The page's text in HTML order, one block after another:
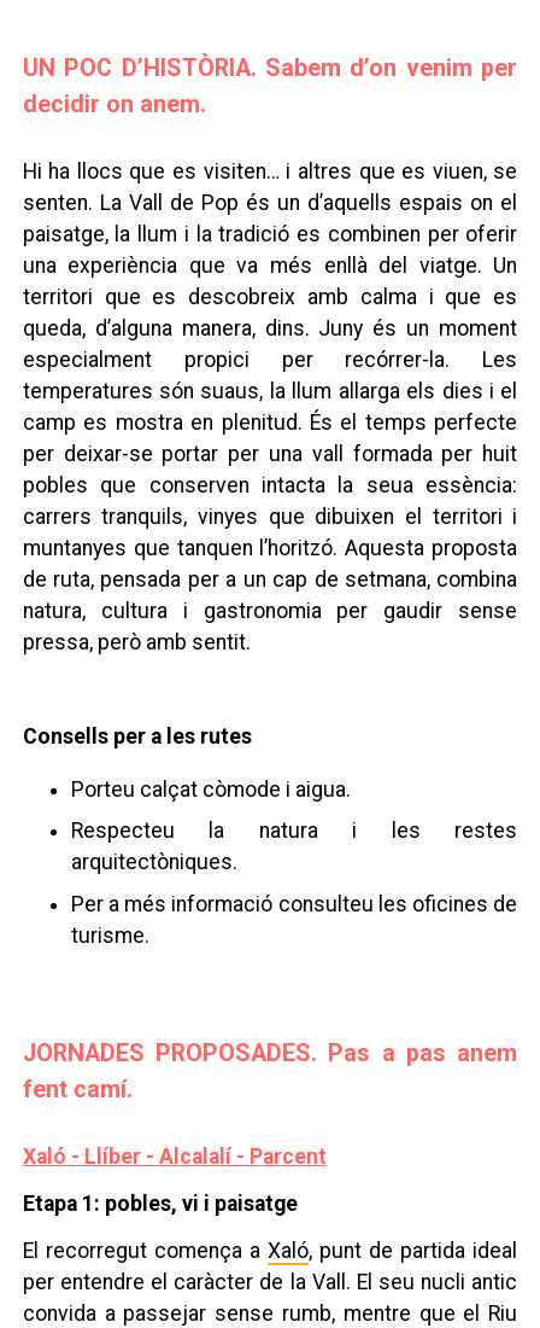
UN POC D’HISTÒRIA. Sabem d’on venim per
decidir on anem.
Hi ha llocs que es visiten… i altres que es viuen, se
senten. La Vall de Pop és un d’aquells espais on el
paisatge, la llum i la tradició es combinen per oferir
una experiència que va més enllà del viatge. Un
territori que es descobreix amb calma i que es
queda, d’alguna manera, dins. Juny és un moment
especialment propici per recórrer-la. Les
temperatures són suaus, la llum allarga els dies i el
camp es mostra en plenitud. És el temps perfecte
per deixar-se portar per una vall formada per huit
pobles que conserven intacta la seua essència:
carrers tranquils, vinyes que dibuixen el territori i
muntanyes que tanquen l’horitzó. Aquesta proposta
de ruta, pensada per a un cap de setmana, combina
natura, cultura i gastronomia per gaudir sense
pressa, però amb sentit.
Consells per a les rutes
Porteu calçat còmode i aigua.
Respecteu la natura i les restes
arquitectòniques.
Per a més informació consulteu les oficines de
turisme.
JORNADES PROPOSADES. Pas a pas anem
fent camí.
Xaló - Llíber - Alcalalí - Parcent
Etapa 1: pobles, vi i paisatge
El recorregut comença a Xaló, punt de partida ideal
per entendre el caràcter de la Vall. El seu nucli antic
convida a passejar sense rumb, mentre que el Riu